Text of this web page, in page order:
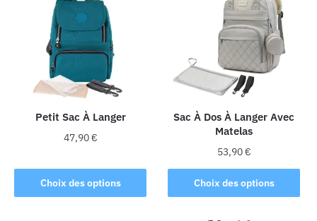
Petit Sac À Langer
47,90€
Choix des options
produit
a
Sac À Dos À Langer Avec
Matelas
53,90€
Choix des options
produit